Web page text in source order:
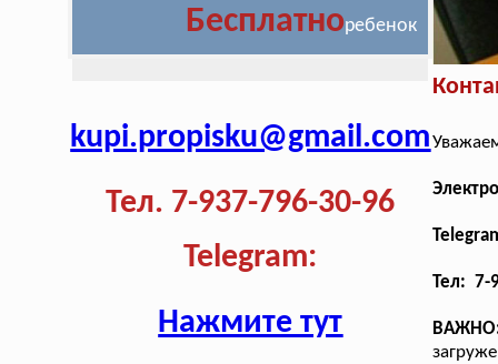
Бесплатноребенок
kupi.propisku@gmail.com
Тел. 7-937-796-30-96
Telegram:
Нажмите тут
Тел: 7-